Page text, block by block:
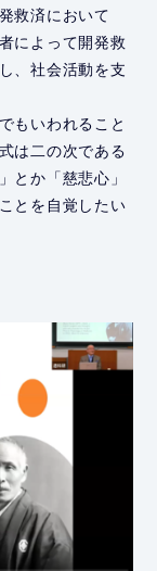
救済において
によって開発救
、社会活動を支
もいわれること
は二の次である
とか「慈悲心」
とを自覚したい